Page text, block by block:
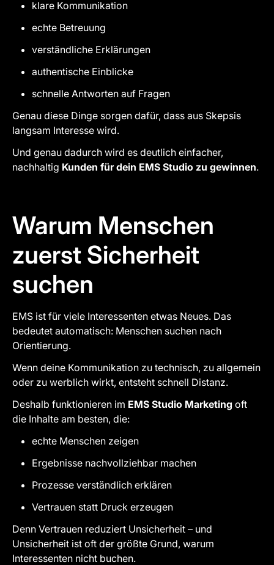
klare Kommunikation
echte Betreuung
verständliche Erklärungen
authentische Einblicke
schnelle Antworten auf Fragen
Genau diese Dinge sorgen dafür, dass aus Skepsis
langsam Interesse wird.
Und genau dadurch wird es deutlich einfacher,
nachhaltig Kunden für dein EMS Studio zu gewinnen.
Warum Menschen
zuerst Sicherheit
suchen
EMS ist für viele Interessenten etwas Neues. Das
bedeutet automatisch: Menschen suchen nach
Orientierung.
Wenn deine Kommunikation zu technisch, zu allgemein
oder zu werblich wirkt, entsteht schnell Distanz.
Deshalb funktionieren im EMS Studio Marketing oft
die Inhalte am besten, die:
echte Menschen zeigen
Ergebnisse nachvollziehbar machen
Prozesse verständlich erklären
Vertrauen statt Druck erzeugen
Denn Vertrauen reduziert Unsicherheit – und
Unsicherheit ist oft der größte Grund, warum
Interessenten nicht buchen.